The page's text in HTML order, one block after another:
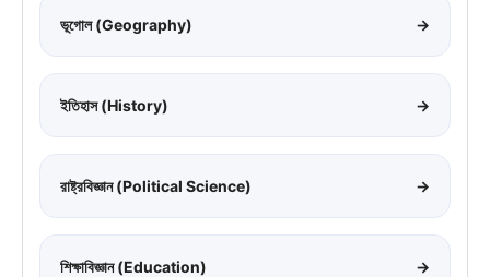
ভূগোল (Geography) →
ইতিহাস (History) →
রাষ্ট্রবিজ্ঞান (Political Science) →
শিক্ষাবিজ্ঞান (Education) →